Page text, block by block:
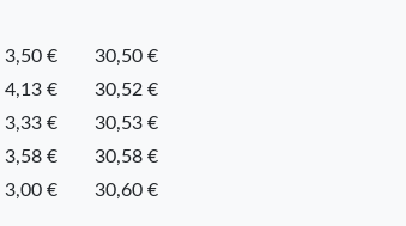
3,50 €
30,50 €
4,13 €
30,52 €
3,33 €
30,53 €
3,58 €
30,58 €
3,00 €
30,60 €